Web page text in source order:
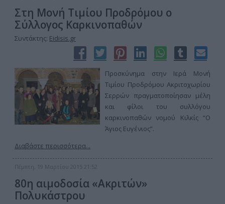
Στη Μονή Τιμίου Προδρόμου ο
Σύλλογος Καρκινοπαθών
Συντάκτης: Eidisis.gr
Προσκύνημα στην Ιερά Μονή
Τιμίου Προδρόμου Ακριτοχωρίου
Σερρών πραγματοποίησαν μέλη
και φίλοι του συλλόγου
καρκινοπαθών νομού Κιλκίς “Ο
Άγιος Ευγένιος”.
Διαβάστε περισσότερα...
Πέμπτη, 19 Μαρτίου 2015 21:52
80η αιμοδοσία «Ακριτών»
Πολυκάστρου